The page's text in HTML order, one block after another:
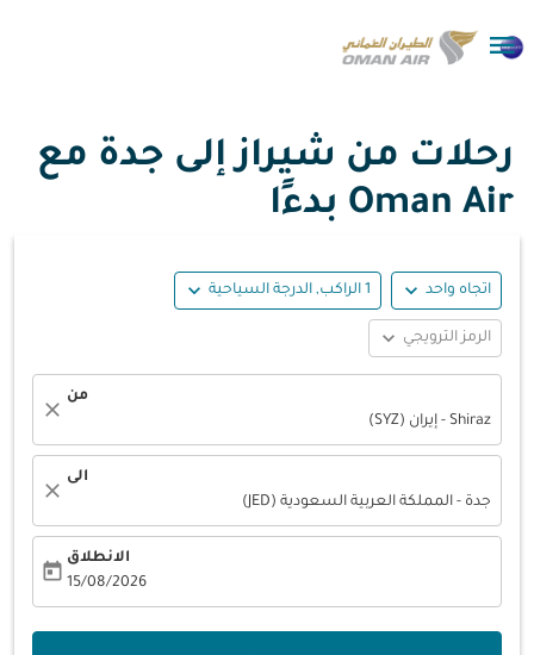

رحلات من شيراز إلى جدة مع
Oman Air بدءًا
اتجاه واحد expand_more 1 الراكب, الدرجة السياحية expand_more
الرمز الترويجي expand_more
من
Shiraz - إيران (SYZ)
close
الى
جدة - المملكة العربية السعودية (JED)
close
الانطلاق
15/08/2026
today